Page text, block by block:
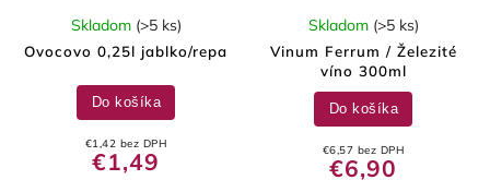
Ovocovo 0,25l jablko/repa
Skladom (>5 ks)
€1,42 bez DPH
€1,49
Do košíka
Vinum Ferrum / Železité
víno 300ml
Skladom (>5 ks)
€6,57 bez DPH
€6,90
Do košíka